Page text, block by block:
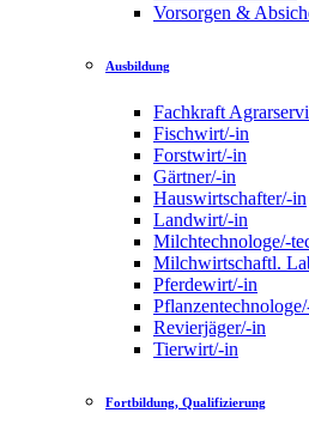
Vorsorgen &
Ausbildung
Fachkraft
Fischwirt/-in
Forstwirt/-in
Gärtner/-in
Hauswirtschafter/-in
Landwirt/-in
Milchtechnologe/-
Milchwirtschaftl.
Pferdewirt/-in
Revierjäger/-in
Tierwirt/-in
Fortbildung, Qualifizierung